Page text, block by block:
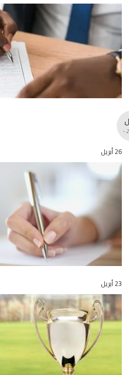
26 أبريل
23 أبريل